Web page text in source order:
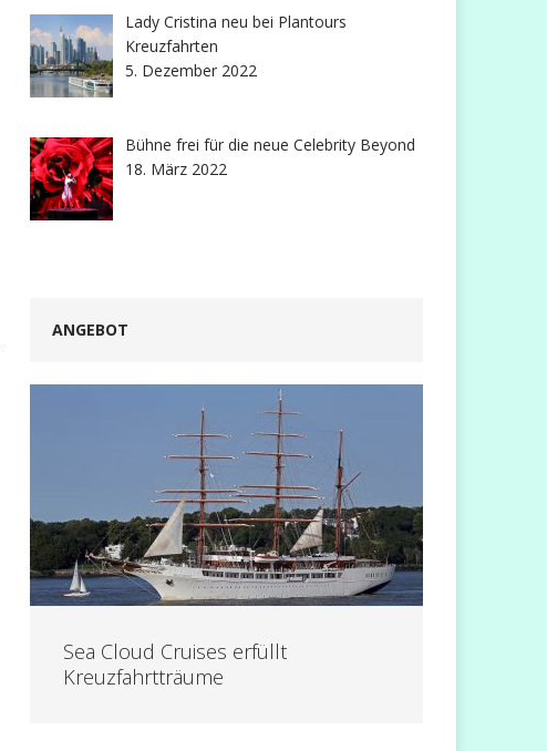
Lady Cristina neu bei Plantours
Kreuzfahrten
5. Dezember 2022
Bühne frei für die neue Celebrity Beyond
18. März 2022
ANGEBOT
Sea Cloud Cruises erfüllt
Kreuzfahrtträume